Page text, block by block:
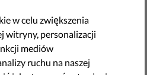
do odmowy
w celu zwiększenia
witryny, personalizacji
mediów
ruchu na naszej